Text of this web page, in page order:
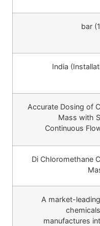
India
Accurate Dosing of
Mass with
Continuous
Di Chloromethane
A market-
manufactures